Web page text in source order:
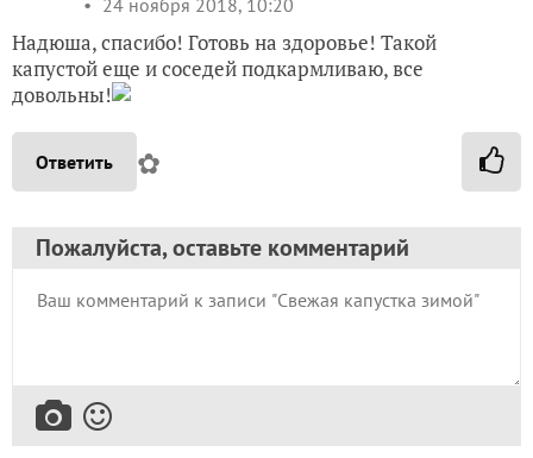
Надюша, спасибо! Готовь на здоровье! Такой
капустой еще и соседей подкармливаю, все
довольны!
Ответить ✿
Пожалуйста, оставьте комментарий